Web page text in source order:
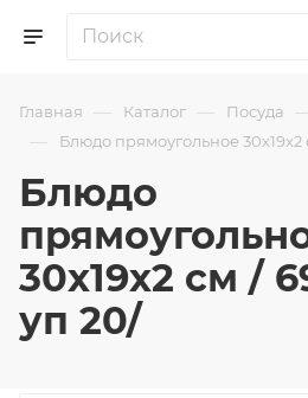
Главная — Каталог — Посуда
— Блюдо прямоугольное 30х19х2
Блюдо
30х19х2 см /
уп 20/